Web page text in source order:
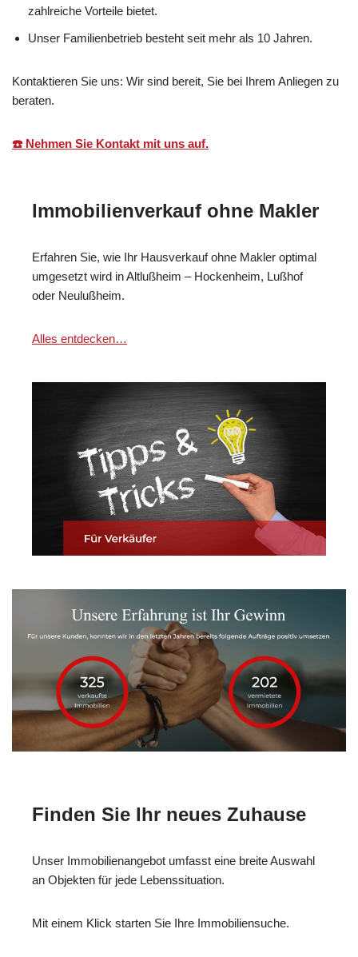
zahlreiche Vorteile bietet.
Unser Familienbetrieb besteht seit mehr als 10 Jahren.
Kontaktieren Sie uns: Wir sind bereit, Sie bei Ihrem Anliegen zu
beraten.
☎️ Nehmen Sie Kontakt mit uns auf.
Immobilienverkauf ohne Makler
Erfahren Sie, wie Ihr Hausverkauf ohne Makler optimal
umgesetzt wird in Altlußheim – Hockenheim, Lußhof
oder Neulußheim.
Alles entdecken…
Finden Sie Ihr neues Zuhause
Unser Immobilienangebot umfasst eine breite Auswahl
an Objekten für jede Lebenssituation.
Mit einem Klick starten Sie Ihre Immobiliensuche.